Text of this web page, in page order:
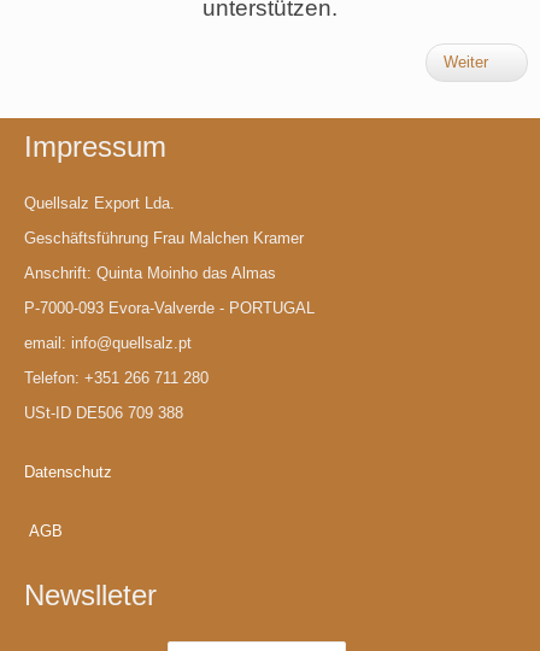
unterstützen.
Weiter
Impressum
Quellsalz Export Lda.
Geschäftsführung Frau Malchen Kramer
Anschrift: Quinta Moinho das Almas
P-7000-093 Evora-Valverde - PORTUGAL
email: info@quellsalz.pt
Telefon: +351 266 711 280
USt-ID DE506 709 388
Datenschutz
AGB
Newslleter